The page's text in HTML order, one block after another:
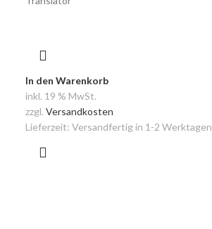
In den Warenkorb
inkl. 19 % MwSt.
zzgl.Versandkosten
Lieferzeit:Versandfertig in 1-2 Werktagen